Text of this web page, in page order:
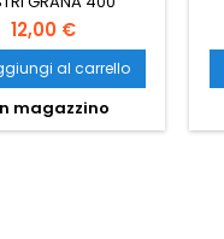
12,00 €
al carrello
magazzino